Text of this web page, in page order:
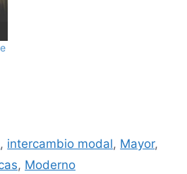
, intercambio modal, Mayor,
, Moderno